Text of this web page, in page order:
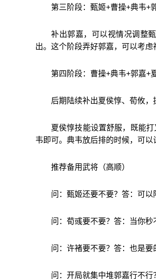
第三阶段：甄姬+曹操+典韦+
补出郭嘉，可以视情况调整
出。这个阶段弄好郭嘉，可以考虑
第四阶段：曹操+典韦+郭嘉+
后期陆续补出夏侯惇、荀攸，
夏侯惇技能设置舒服，既能
韦即可。典韦放后排的时候，可以
推荐备用武将（高顺）
问：甄姬还要不要？答：可以
问：荀彧要不要？答：当你秒
问：许褚要不要？答：也是要
问：开局就集中堆郭嘉行不行